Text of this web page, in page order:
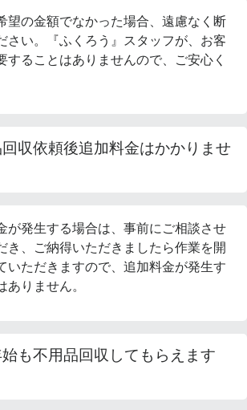
望の金額でなかった場合、遠慮なく断
さい。『ふくろう』スタッフが、お客
することはありませんので、ご安心く
収依頼後追加料金はかかりませ
が発生する場合は、事前にご相談させ
き、ご納得いただきましたら作業を開
いただきますので、追加料金が発生す
ありません。
も不用品回収してもらえます